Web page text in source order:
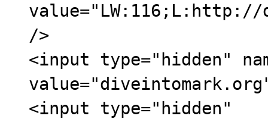
value="LW:116;L:http://
/>
<input type="hidden"
<input type="hidden"